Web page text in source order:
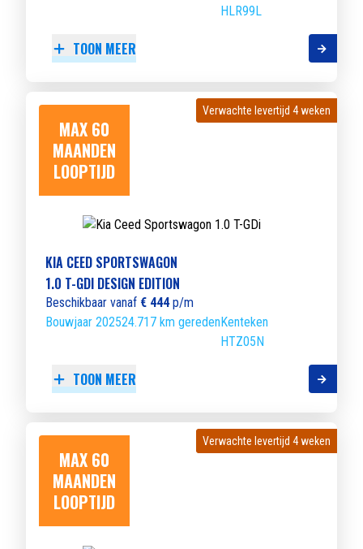
HLR99L
TOON MEER
MAX 60
MAANDEN
LOOPTIJD
Verwachte levertijd 4 weken
Verwachte levertijd 4 weken
KIA CEED SPORTSWAGON
1.0 T-GDI DESIGN EDITION
Beschikbaar vanaf € 444p/m
Bouwjaar 202524.717 km geredenKenteken
HTZ05N
TOON MEER
MAX 60
MAANDEN
LOOPTIJD
Verwachte levertijd 4 weken
Verwachte levertijd 4 weken